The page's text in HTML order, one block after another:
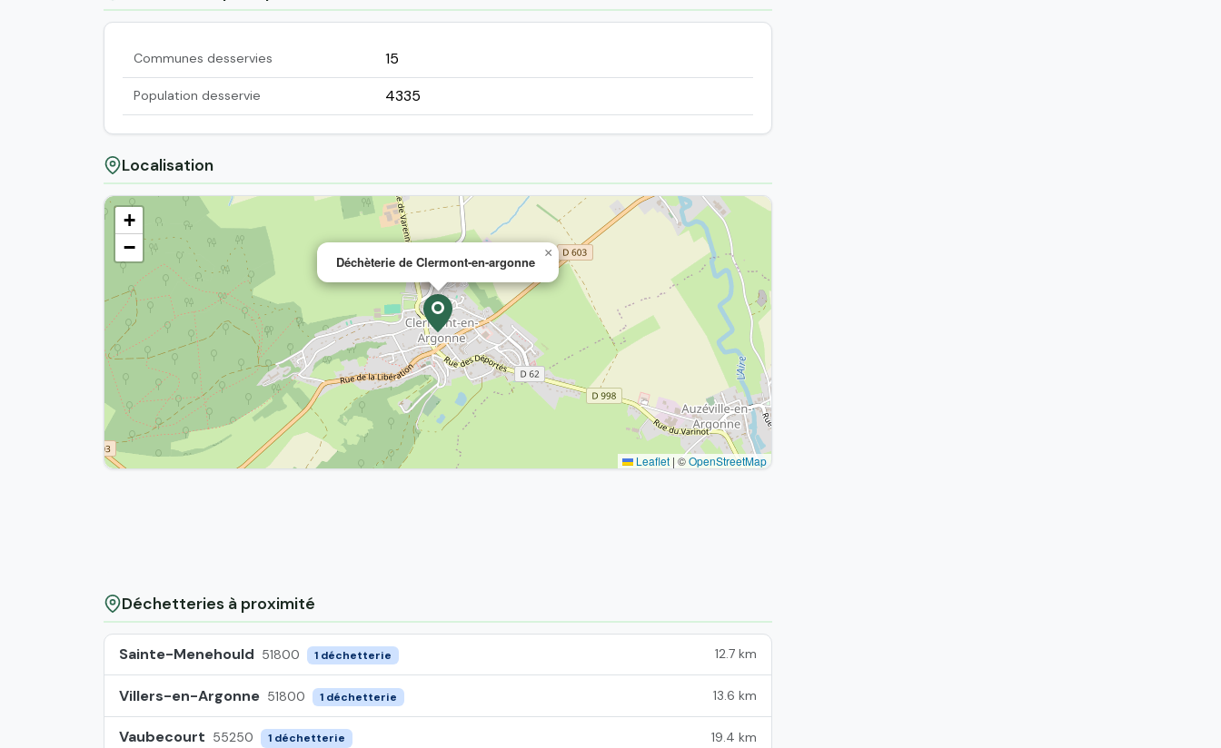
Communes desservies 15
Population desservie 4335
Localisation
Déchèterie de Clermont-en-argonne
×
+
−
Leaflet | ©OpenStreetMap
Déchetteries à proximité
Sainte-Menehould 51800 1 déchetterie 12.7 km
Villers-en-Argonne 51800 1 déchetterie 13.6 km
Vaubecourt 55250 1 déchetterie 19.4 km